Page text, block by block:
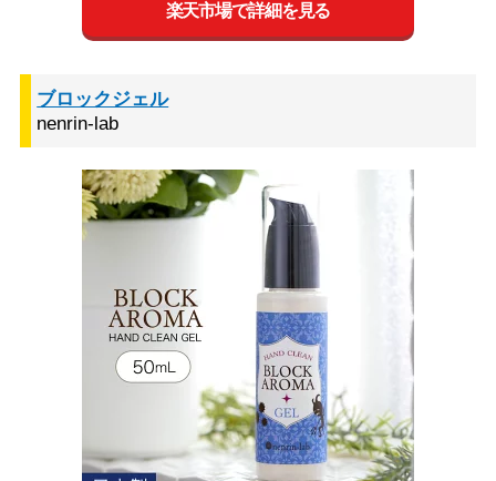
楽天市場で詳細を見る
ブロックジェル
nenrin-lab